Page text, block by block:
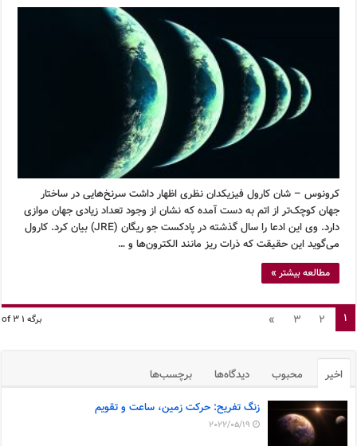
کرونوس – شان کارول فیزیکدان نظری اظهار داشت سرنخ‌هایی در ساختار
جهان کوچک‌تر از اتم به دست آمده که نشان از وجود تعداد زیادی جهان موازی
دارد. وی این ادعا را سال گذشته در پادکست جو ریگان (JRE) بیان کرد. کارول
می‌گوید این حقیقت که ذرات ریز مانند الکترون‌ها و …
مطالعه بیشتر »
برگه 1 of 3 1
2
3
»
اخیر محبوب دیدگاه‌ها برچسب‌ها
زنگ تفریح: حرکت زمین، ساعت و تقویم
2022/05/19